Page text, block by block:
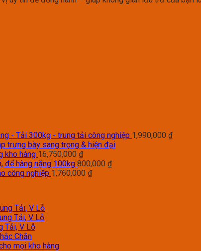
- Tải 300kg - trung tải công nghiệp 1,990,000 ₫
trưng bày sang trọng & hiện đại
kho hàng 16,750,000 ₫
để hàng nặng 100kg 800,000 ₫
công nghiệp 1,760,000 ₫
Tải, V Lỗ
Tải, V Lỗ
Tải, V Lỗ
Chắn
mọi kho hàng